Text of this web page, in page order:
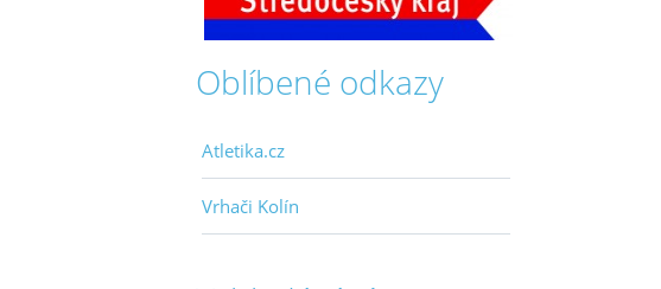
Oblíbené odkazy
Atletika.cz
Vrhači Kolín